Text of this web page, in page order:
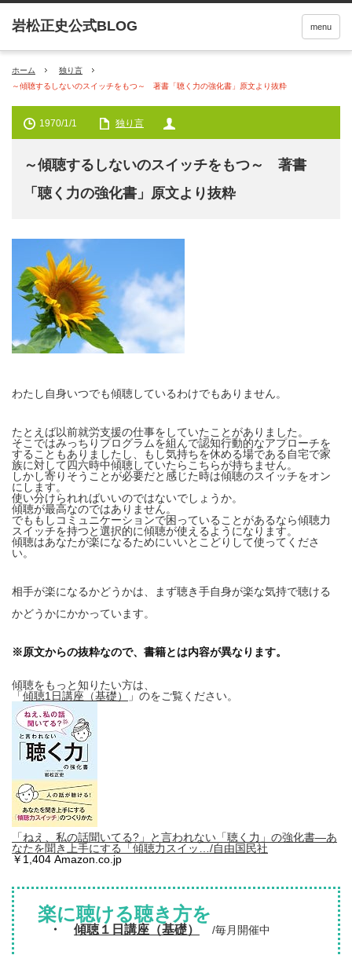
menu
ホーム
独り言
～傾聴するしないのスイッチをもつ～ 著書「聴く力の強化書」原文より抜粋
1970/1/1 独り言
～傾聴するしないのスイッチをもつ～ 著書
「聴く力の強化書」原文より抜粋
わたし自身いつでも傾聴しているわけでもありません。
たとえば以前就労支援の仕事をしていたことがありました。
そこではみっちりプログラムを組んで認知行動的なアプローチを
することもありましたし、もし気持ちを休める場である自宅で家
族に対して四六時中傾聴していたらこちらが持ちません。
しかし寄りそうことが必要だと感じた時は傾聴のスイッチをオン
にします。
使い分けられればいいのではないでしょうか。
傾聴が最高なのではありません。
でももしコミュニケーションで困っていることがあるなら傾聴力
スイッチを持つと選択的に傾聴が使えるようになります。
傾聴はあなたが楽になるためにいいとこどりして使ってくださ
い。
相手が楽になるかどうかは、まず聴き手自身が楽な気持で聴ける
かどうかにかかっています。
※原文からの抜粋なので、書籍とは内容が異なります。
傾聴をもっと知りたい方は、
「傾聴1日講座（基礎） 」のをご覧ください。
「ねえ、私の話聞いてる?」と言われない「聴く力」の強化書―あ
なたを聞き上手にする「傾聴力スイッ…/自由国民社
￥1,404 Amazon.co.jp
楽に聴ける聴き方を
・ 傾聴１日講座（基礎） /毎月開催中